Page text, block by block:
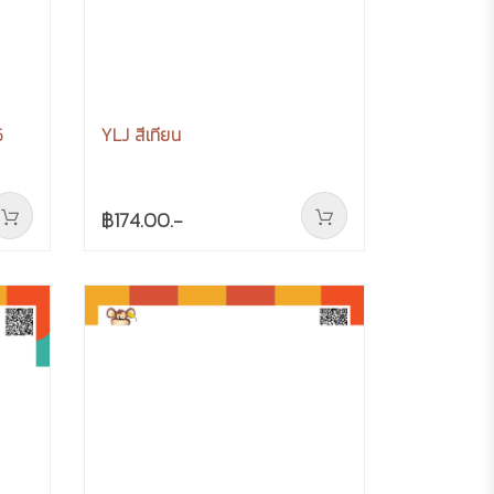
YLJ สีเทียน
฿174.00.-